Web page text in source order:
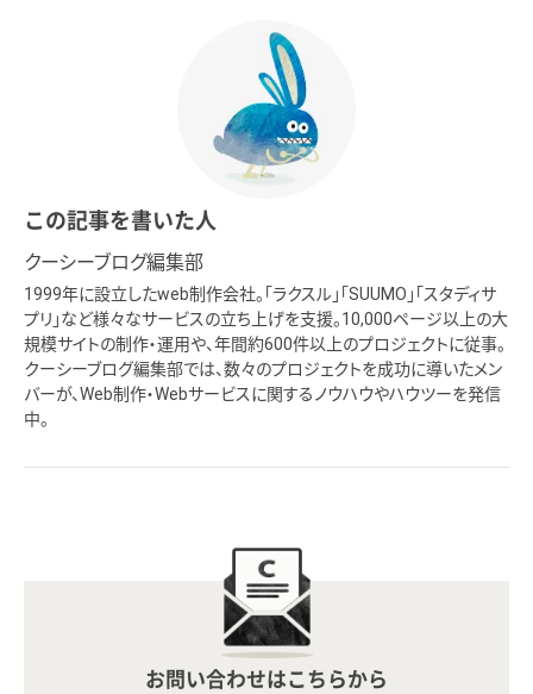
この記事を書いた人
クーシーブログ編集部
1999年に設立したweb制作会社。「ラクスル」「SUUMO」「スタディサ
プリ」など様々なサービスの立ち上げを支援。10,000ページ以上の大
規模サイトの制作・運用や、年間約600件以上のプロジェクトに従事。
クーシーブログ編集部では、数々のプロジェクトを成功に導いたメン
バーが、Web制作・Webサービスに関するノウハウやハウツーを発信
中。
お問い合わせはこちらから